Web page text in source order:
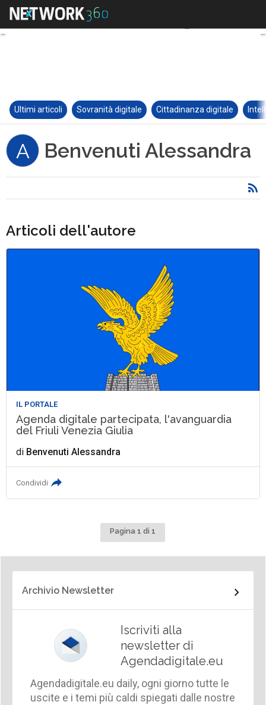
Ultimi articoli Sovranità digitale Cittadinanza digitale
A Benvenuti Alessandra
Articoli dell'autore
IL PORTALE
Agenda digitale partecipata, l'avanguardia
del Friuli Venezia Giulia
di Benvenuti Alessandra
Condividi
Pagina 1 di 1
Archivio Newsletter
Iscriviti alla
newsletter di
Agendadigitale.eu
Agendadigitale.eu daily, ogni giorno tutte le
uscite e i temi più caldi spiegati dalle nostre